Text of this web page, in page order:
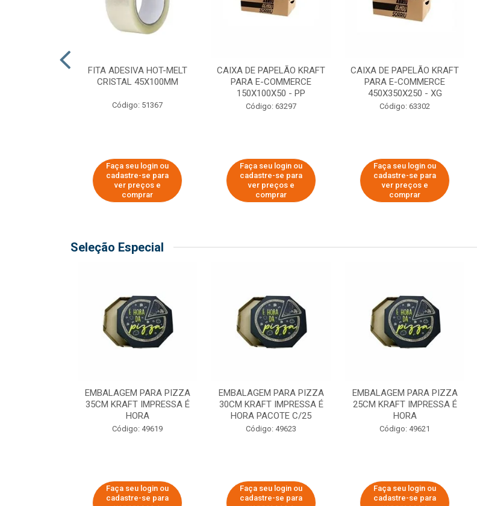
FITA ADESIVA HOT-MELT
CRISTAL 45X100MM
Código: 51367
Faça seu login ou
cadastre-se para
ver preços e
comprar
CAIXA DE PAPELÃO KRAFT
PARA E-COMMERCE
150X100X50 - PP
Código: 63297
Faça seu login ou
cadastre-se para
ver preços e
comprar
CAIXA DE PAPELÃO KRAFT
PARA E-COMMERCE
450X350X250 - XG
Código: 63302
Faça seu login ou
cadastre-se para
ver preços e
comprar
Seleção Especial
EMBALAGEM PARA PIZZA
35CM KRAFT IMPRESSA É
HORA
Código: 49619
Faça seu login ou
cadastre-se para
EMBALAGEM PARA PIZZA
30CM KRAFT IMPRESSA É
HORA PACOTE C/25
Código: 49623
Faça seu login ou
cadastre-se para
EMBALAGEM PARA PIZZA
25CM KRAFT IMPRESSA É
HORA
Código: 49621
Faça seu login ou
cadastre-se para